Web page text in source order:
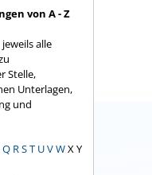
von A - Z
alle
Stelle,
Unterlagen,
und
Q RST UVWX Y